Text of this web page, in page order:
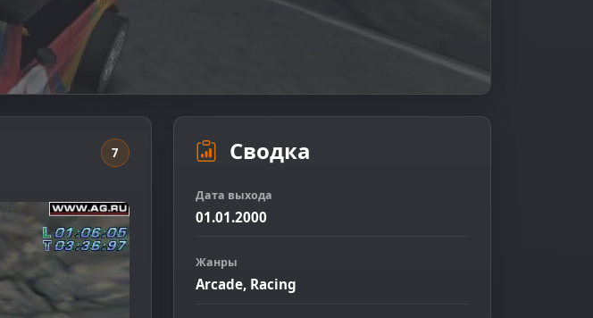
7 Сводка
Дата выхода
01.01.2000
Жанры
Arcade, Racing